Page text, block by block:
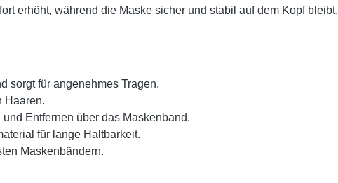
erhöht, während die Maske sicher und stabil auf dem Kopf bleibt.
sorgt für angenehmes Tragen.
Haaren.
Entfernen über das Maskenband.
für lange Haltbarkeit.
Maskenbändern.